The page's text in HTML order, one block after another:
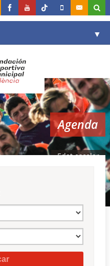
▼
▼
▼
▼
Agenda
Edat escolar